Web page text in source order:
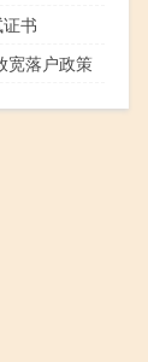
书
宽落户政策